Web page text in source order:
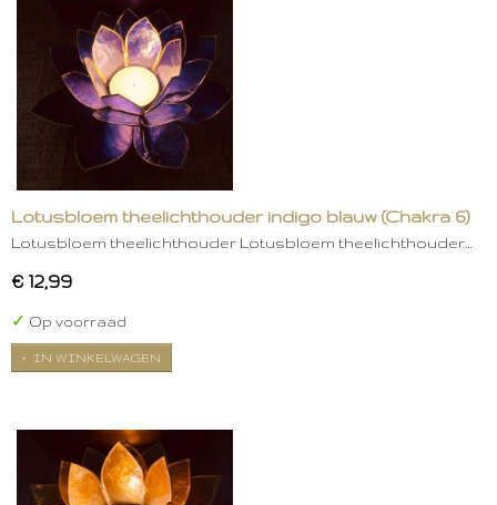
Lotusbloem theelichthouder indigo blauw (Chakra 6)
Lotusbloem theelichthouder Lotusbloem theelichthouder…
€ 12,99
✓ Op voorraad
IN WINKELWAGEN